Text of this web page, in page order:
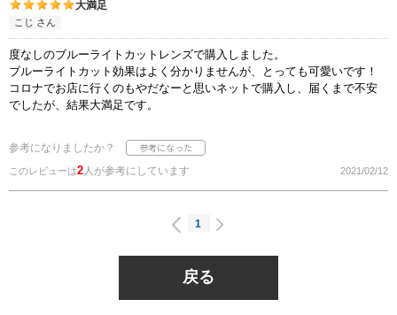
大満足
こじ さん
度なしのブルーライトカットレンズで購入しました。
ブルーライトカット効果はよく分かりませんが、とっても可愛いです！
コロナでお店に行くのもやだなーと思いネットで購入し、届くまで不安
でしたが、結果大満足です。
参考になりましたか？
このレビューは2人が参考にしています 2021/02/12
1
戻る